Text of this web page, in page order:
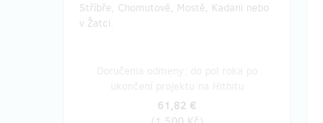
Stříbře, Chomutově, Mostě, Kadani nebo
v Žatci.
61,82 €